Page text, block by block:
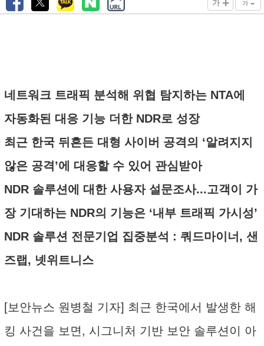
가 가
네트워크 트래픽 분석해 위협 탐지하는 NTA에
자동화된 대응 기능 더한 NDR로 성장
최근 한국 뒤흔든 대형 사이버 공격의 ‘알려지지
않은 공격’에 대응할 수 있어 관심받아
NDR 솔루션에 대한 사용자 설문조사...고객이 가
장 기대하는 NDR의 기능은 ‘내부 트래픽 가시성’
NDR 솔루션 전문기업 집중분석 : 쿼드마이너, 샌
즈랩, 넷위트니스
[보안뉴스 원병철 기자] 최근 한국에서 발생한 해
킹 사건을 보면, 시그니처 기반 보안 솔루션이 아